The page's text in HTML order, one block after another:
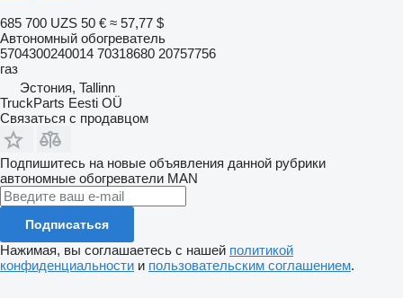
685 700 UZS 50 € ≈ 57,77 $
Автономный обогреватель
5704300240014 70318680 20757756
газ
Эстония, Tallinn
TruckParts Eesti OÜ
Связаться с продавцом
Подпишитесь на новые объявления данной рубрики
автономные обогреватели MAN
Подписаться
Нажимая, вы соглашаетесь с нашей политикой
конфиденциальности и пользовательским соглашением.